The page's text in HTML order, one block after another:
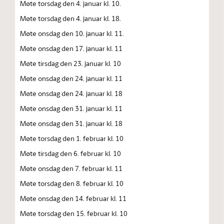
Møte torsdag den 4. januar kl. 10.
Møte torsdag den 4. januar kl. 18.
Møte onsdag den 10. januar kl. 11.
Møte onsdag den 17. januar kl. 11
Møte tirsdag den 23. januar kl. 10
Møte onsdag den 24. januar kl. 11
Møte onsdag den 24. januar kl. 18
Møte onsdag den 31. januar kl. 11
Møte onsdag den 31. januar kl. 18
Møte torsdag den 1. februar kl. 10
Møte tirsdag den 6. februar kl. 10
Møte onsdag den 7. februar kl. 11
Møte torsdag den 8. februar kl. 10
Møte onsdag den 14. februar kl. 11
Møte torsdag den 15. februar kl. 10